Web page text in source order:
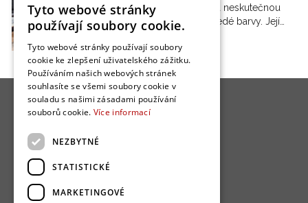
poukazuje na neskutečnou
přitažlivost šedé barvy. Její…
Tyto webové stránky
používají soubory cookie.
Tyto webové stránky používají soubory
cookie ke zlepšení uživatelského zážitku.
Používáním našich webových stránek
souhlasíte se všemi soubory cookie v
souladu s našimi zásadami používání
souborů cookie. Více informací
NEZBYTNÉ
STATISTICKÉ
MARKETINGOVÉ